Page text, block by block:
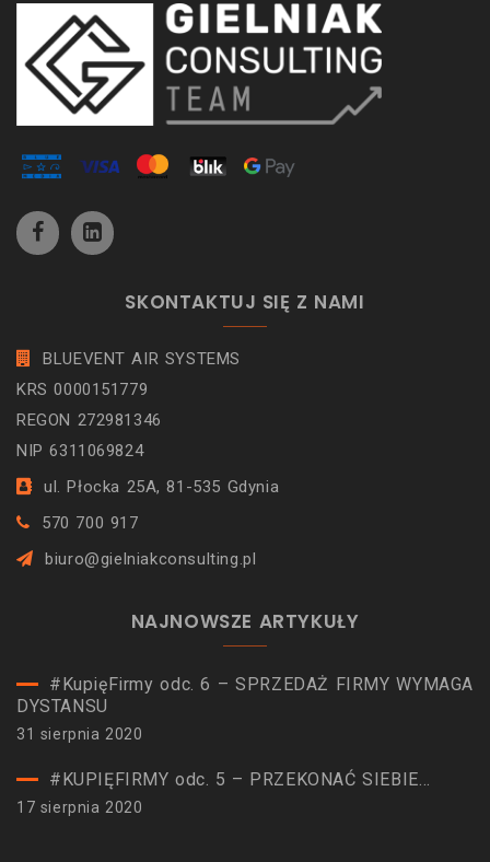
SKONTAKTUJ SIĘ Z NAMI
BLUEVENT AIR SYSTEMS
KRS 0000151779
REGON 272981346
NIP 6311069824
ul. Płocka 25A, 81-535 Gdynia
570 700 917
biuro@gielniakconsulting.pl
NAJNOWSZE ARTYKUŁY
#KupięFirmy odc. 6 – SPRZEDAŻ FIRMY WYMAGA
DYSTANSU
31 sierpnia 2020
#KUPIĘFIRMY odc. 5 – PRZEKONAĆ SIEBIE…
17 sierpnia 2020